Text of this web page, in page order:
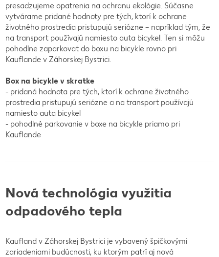
presadzujeme opatrenia na ochranu ekológie. Súčasne
vytvárame pridané hodnoty pre tých, ktorí k ochrane
životného prostredia pristupujú seriózne – napríklad tým, že
na transport používajú namiesto auta bicykel. Ten si môžu
pohodlne zaparkovať do boxu na bicykle rovno pri
Kauflande v Záhorskej Bystrici.
Box na bicykle v skratke
- pridaná hodnota pre tých, ktorí k ochrane životného
prostredia pristupujú seriózne a na transport používajú
namiesto auta bicykel
- pohodlné parkovanie v boxe na bicykle priamo pri
Kauflande
Nová technológia využitia
odpadového tepla
Kaufland v Záhorskej Bystrici je vybavený špičkovými
zariadeniami budúcnosti, ku ktorým patrí aj nová